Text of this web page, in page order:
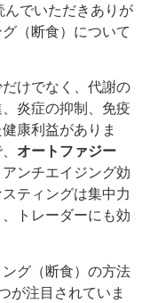
でいただきありが
（断食）について
けでなく、代謝の
炎症の抑制、免疫
康利益がありま
オートファジー
ンチエイジング効
ティングは集中力
トレーダーにも効
グ（断食）の方法
が注目されていま